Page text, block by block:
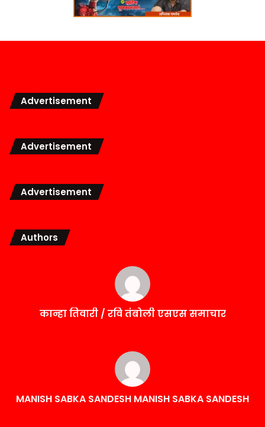
Advertisement
Advertisement
Advertisement
Authors
कान्हा तिवारी / रवि तंबोली एसएस समाचार
MANISH SABKA SANDESH MANISH SABKA SANDESH